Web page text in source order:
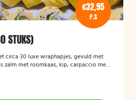
€32,95
P.S
STUKS)
circa 30 luxe wraphapjes, gevuld met
zalm met roomkaas, kip, carpaccio met
recepties of zakelijke
vers bereid en aantrekkelijk